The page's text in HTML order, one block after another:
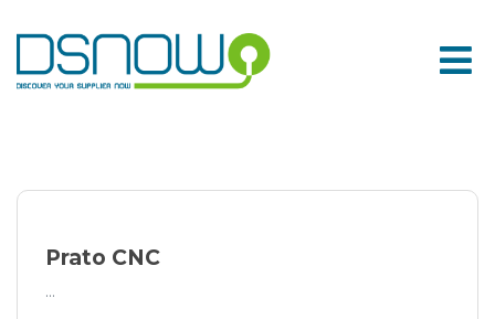
to
content
Prato CNC
...